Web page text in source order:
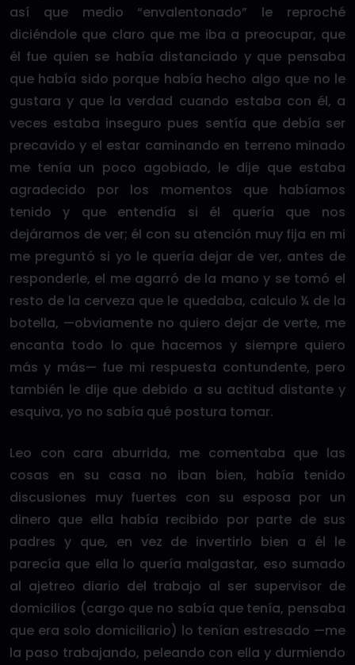
así que medio “envalentonado” le reproché
diciéndole que claro que me iba a preocupar, que
él fue quien se había distanciado y que pensaba
que había sido porque había hecho algo que no le
gustara y que la verdad cuando estaba con él, a
veces estaba inseguro pues sentía que debía ser
precavido y el estar caminando en terreno minado
me tenía un poco agobiado, le dije que estaba
agradecido por los momentos que habíamos
tenido y que entendía si él quería que nos
dejáramos de ver; él con su atención muy fija en mi
me preguntó si yo le quería dejar de ver, antes de
responderle, el me agarró de la mano y se tomó el
resto de la cerveza que le quedaba, calculo ¼ de la
botella, —obviamente no quiero dejar de verte, me
encanta todo lo que hacemos y siempre quiero
más y más— fue mi respuesta contundente, pero
también le dije que debido a su actitud distante y
esquiva, yo no sabía qué postura tomar.
Leo con cara aburrida, me comentaba que las
cosas en su casa no iban bien, había tenido
discusiones muy fuertes con su esposa por un
dinero que ella había recibido por parte de sus
padres y que, en vez de invertirlo bien a él le
parecía que ella lo quería malgastar, eso sumado
al ajetreo diario del trabajo al ser supervisor de
domicilios (cargo que no sabía que tenía, pensaba
que era solo domiciliario) lo tenían estresado —me
la paso trabajando, peleando con ella y durmiendo